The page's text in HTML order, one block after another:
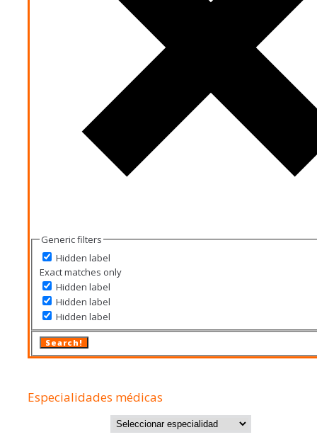
Generic filters
Hidden label
Exact matches only
Hidden label
Hidden label
Hidden label
Search!
Especialidades médicas